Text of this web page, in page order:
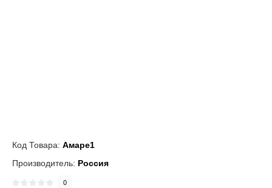
Код Товара: Амаре1
Производитель: Россия
0